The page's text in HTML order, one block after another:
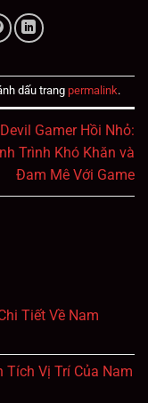
dấu trang permalink.
Gamer Hồi Nhỏ:
Trình Khó Khăn và
Đam Mê Với Game
Tiết Về Nam
Tích Vị Trí Của Nam